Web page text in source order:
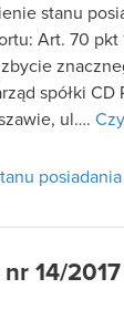
stanu
Art. 70 pkt
spółki CD
ul….
14/2017